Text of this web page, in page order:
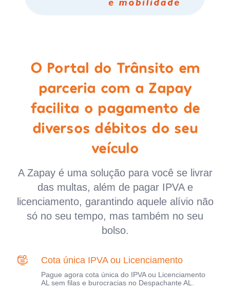
O Portal do Trânsito em
parceria com a Zapay
facilita o pagamento de
diversos débitos do seu
veículo
A Zapay é uma solução para você se livrar
das multas, além de pagar IPVA e
licenciamento, garantindo aquele alívio não
só no seu tempo, mas também no seu
bolso.
Cota única IPVA ou Licenciamento
Pague agora cota única do IPVA ou Licenciamento
AL sem filas e burocracias no Despachante AL.